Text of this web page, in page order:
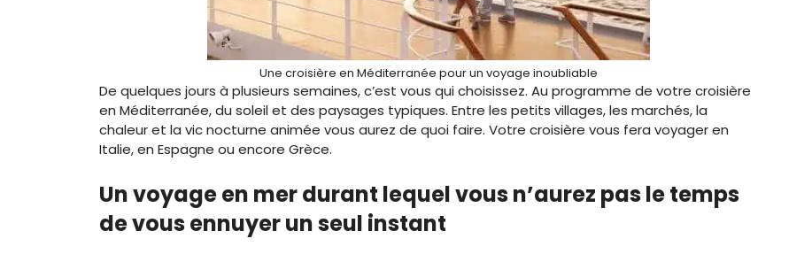
Une croisière en Méditerranée pour un voyage inoubliable
De quelques jours à plusieurs semaines, c’est vous qui choisissez. Au programme de votre croisière
en Méditerranée, du soleil et des paysages typiques. Entre les petits villages, les marchés, la
chaleur et la vic nocturne animée vous aurez de quoi faire. Votre croisière vous fera voyager en
Italie, en Espagne ou encore Grèce.
Un voyage en mer durant lequel vous n’aurez pas le temps
de vous ennuyer un seul instant